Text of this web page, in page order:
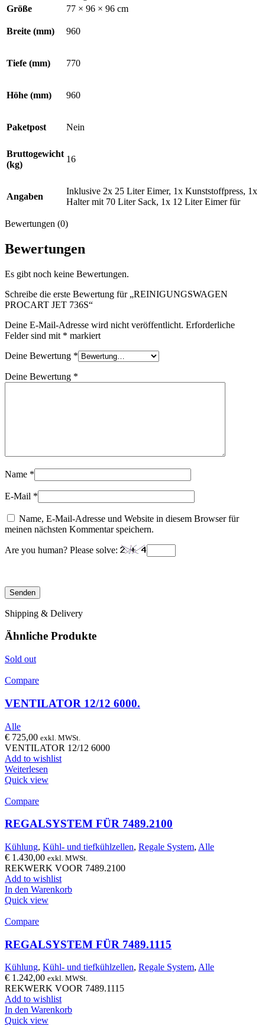
Größe
77 × 96 × 96 cm
Breite (mm) 960
Tiefe (mm) 770
Höhe (mm) 960
Paketpost Nein
Bruttogewicht
(kg)
16
Angaben
Inklusive 2x 25 Liter Eimer, 1x Kunststoffpress, 1x
Halter mit 70 Liter Sack, 1x 12 Liter Eimer für
Bewertungen (0)
Bewertungen
Es gibt noch keine Bewertungen.
Schreibe die erste Bewertung für „REINIGUNGSWAGEN
PROCART JET 736S“
Deine E-Mail-Adresse wird nicht veröffentlicht. Erforderliche
Felder sind mit * markiert
Deine Bewertung *
Deine Bewertung *
Name *
E-Mail *
Name, E-Mail-Adresse und Website in diesem Browser für
meinen nächsten Kommentar speichern.
Are you human? Please solve:
Shipping & Delivery
Ähnliche Produkte
Sold out
Compare
VENTILATOR 12/12 6000.
Alle
€ 725,00 exkl. MWSt.
VENTILATOR 12/12 6000
Add to wishlist
Weiterlesen
Quick view
Compare
REGALSYSTEM FÜR 7489.2100
Kühlung, Kühl- und tiefkühlzellen, Regale System, Alle
€ 1.430,00 exkl. MWSt.
REKWERK VOOR 7489.2100
Add to wishlist
In den Warenkorb
Quick view
Compare
REGALSYSTEM FÜR 7489.1115
Kühlung, Kühl- und tiefkühlzellen, Regale System, Alle
€ 1.242,00 exkl. MWSt.
REKWERK VOOR 7489.1115
Add to wishlist
In den Warenkorb
Quick view